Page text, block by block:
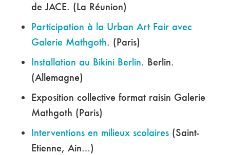
de JACE. (La Réunion)
Participation à la Urban Art Fair avec
Galerie Mathgoth. (Paris)
Installation au Bikini Berlin. Berlin.
(Allemagne)
Exposition collective format raisin Galerie
Mathgoth (Paris)
Interventions en milieux scolaires(Saint-
Etienne, Ain…)